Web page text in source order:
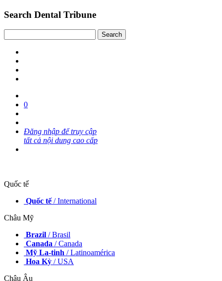
Search Dental Tribune
0
Đăng nhập để truy cập
tất cả nội dung cao cấp
Quốc tế
Quốc tế/ International
Châu Mỹ
Brazil / Brasil
Canada / Canada
Mỹ La-tinh / Latinoamérica
Hoa Kỳ / USA
Châu Âu